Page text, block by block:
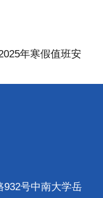
年寒假值班安
号中南大学岳